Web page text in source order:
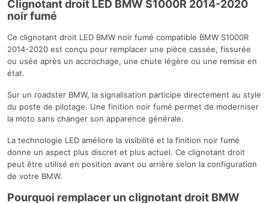
Clignotant droit LED BMW S1000R 2014-2020
noir fumé
Ce clignotant droit LED BMW noir fumé compatible BMW S1000R
2014-2020 est conçu pour remplacer une pièce cassée, fissurée
ou usée après un accrochage, une chute légère ou une remise en
état.
Sur un roadster BMW, la signalisation participe directement au style
du poste de pilotage. Une finition noir fumé permet de moderniser
la moto sans changer son apparence générale.
La technologie LED améliore la visibilité et la finition noir fumé
donne un aspect plus discret et plus actuel. Ce clignotant droit
peut être utilisé en position avant ou arrière selon la configuration
de votre BMW.
Pourquoi remplacer un clignotant droit BMW